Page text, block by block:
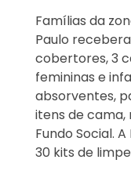
Famílias da
Paulo
cobertores, 3
femininas e
absorventes,
itens de cama,
Fundo Social.
30 kits de